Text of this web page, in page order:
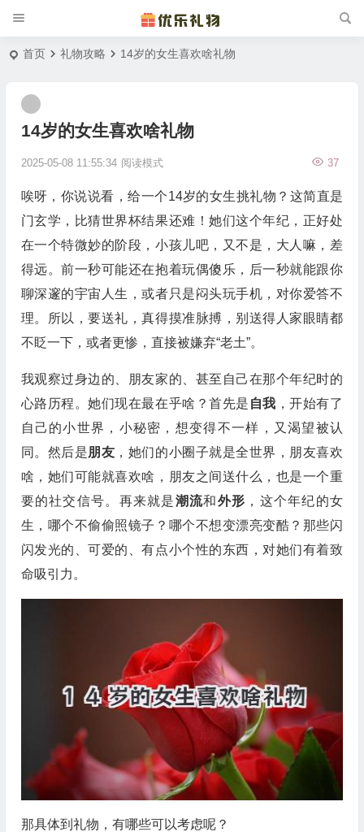
首页 礼物攻略 14岁的女生喜欢啥礼物
14岁的女生喜欢啥礼物
2025-05-08 11:55:34 37
阅读模式
唉呀，你说说看，给一个14岁的女生挑礼物？这简直是
门玄学，比猜世界杯结果还难！她们这个年纪，正好处
在一个特微妙的阶段，小孩儿吧，又不是，大人嘛，差
得远。前一秒可能还在抱着玩偶傻乐，后一秒就能跟你
聊深邃的宇宙人生，或者只是闷头玩手机，对你爱答不
理。所以，要送礼，真得摸准脉搏，别送得人家眼睛都
不眨一下，或者更惨，直接被嫌弃“老土”。
我观察过身边的、朋友家的、甚至自己在那个年纪时的
心路历程。她们现在最在乎啥？首先是 自我 ，开始有了
自己的小世界，小秘密，想变得不一样，又渴望被认
同。然后是朋友 ，她们的小圈子就是全世界，朋友喜欢
啥，她们可能就喜欢啥，朋友之间送什么，也是一个重
要的社交信号。再来就是潮流和外形 ，这个年纪的女
生，哪个不偷偷照镜子？哪个不想变漂亮变酷？那些闪
闪发光的、可爱的、有点小个性的东西，对她们有着致
命吸引力。
那具体到礼物，有哪些可以考虑呢？